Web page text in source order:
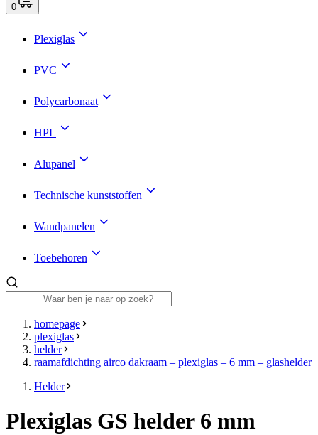
0
Plexiglas
PVC
Polycarbonaat
HPL
Alupanel
Technische kunststoffen
Wandpanelen
Toebehoren
homepage
plexiglas
helder
raamafdichting airco dakraam – plexiglas – 6 mm – glashelder
Helder
Plexiglas GS helder 6 mm